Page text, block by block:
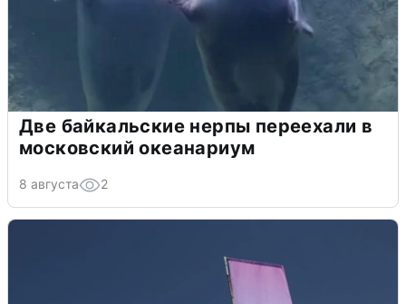
Две байкальские нерпы переехали в
московский океанариум
8 августа 2